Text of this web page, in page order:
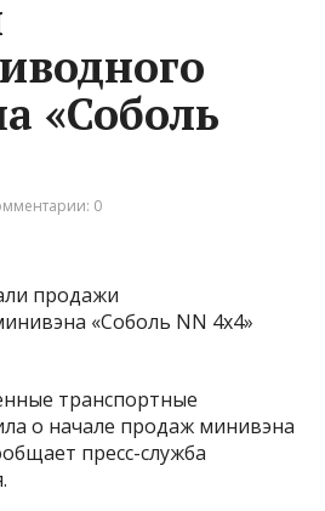
«Соболь
0
транспортные
о начале продаж минивэна
пресс-служба